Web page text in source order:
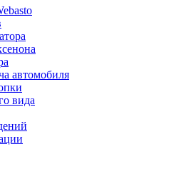
автомобиля
вида